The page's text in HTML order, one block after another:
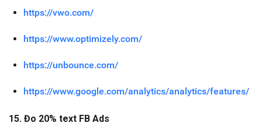
https://vwo.com/
https://www.optimizely.com/
https://unbounce.com/
https://www.google.com/analytics/analytics/features/
15. Đo 20% text FB Ads